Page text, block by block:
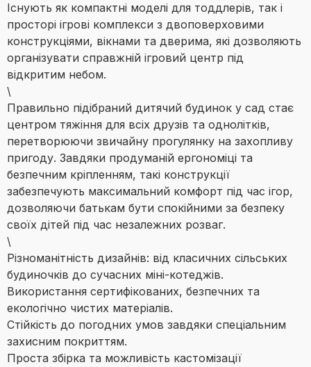
Існують як компактні моделі для тоддлерів, так і
просторі ігрові комплекси з двоповерховими
конструкціями, вікнами та дверима, які дозволяють
організувати справжній ігровий центр під
відкритим небом.
\
Правильно підібраний дитячий будинок у сад стає
центром тяжіння для всіх друзів та однолітків,
перетворюючи звичайну прогулянку на захопливу
пригоду. Завдяки продуманій ергономіці та
безпечним кріпленням, такі конструкції
забезпечують максимальний комфорт під час ігор,
дозволяючи батькам бути спокійними за безпеку
своїх дітей під час незалежних розваг.
\
Різноманітність дизайнів: від класичних сільських
будиночків до сучасних міні-котеджів.
Використання сертифікованих, безпечних та
екологічно чистих матеріалів.
Стійкість до погодних умов завдяки спеціальним
захисним покриттям.
Проста збірка та можливість кастомізації